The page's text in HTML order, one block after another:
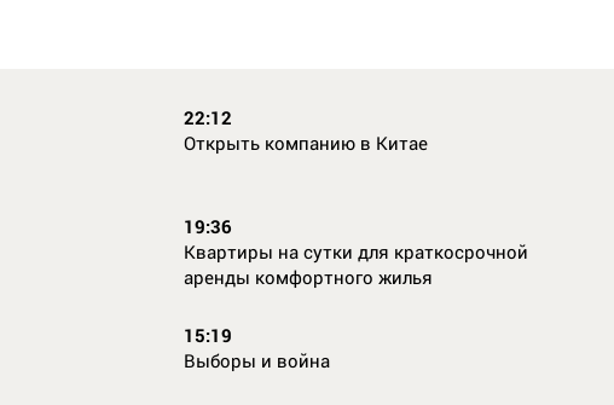
22:12
Открыть компанию в Китае
19:36
Квартиры на сутки для краткосрочной
аренды комфортного жилья
15:19
Выборы и война